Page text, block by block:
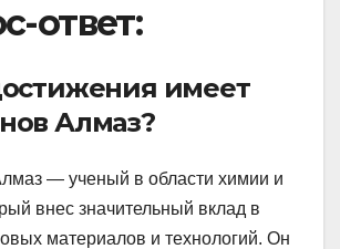
ответ:
имеет
Алмаз?
— ученый в области химии и
внес значительный вклад в
материалов и технологий. Он